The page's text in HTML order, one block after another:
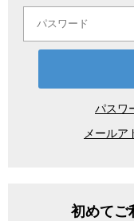
パスワ
メールア
初めてご